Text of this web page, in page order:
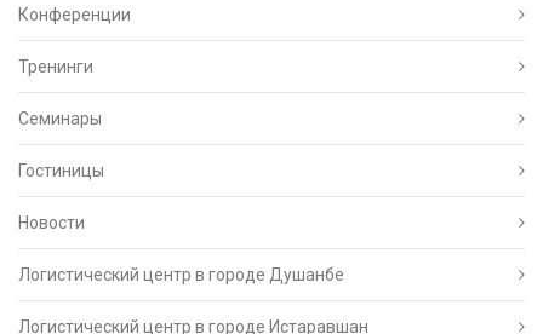
Конференции
Тренинги
Семинары
Гостиницы
Новости
Логистический центр в городе Душанбе
Логистический центр в городе Истаравшан